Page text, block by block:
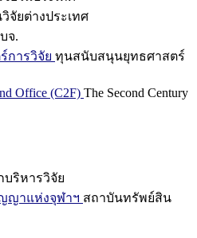
จัยต่างประเทศ
จ.
การวิจัย ทุนสนับสนุนยุทธศาสตร์
Office (C2F) The Second Century
บริหารวิจัย
ญาแห่งจุฬาฯ สถาบันทรัพย์สิน